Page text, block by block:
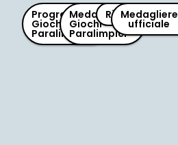
Programma
Giochi
Paralimpici
Medagliere
Giochi
Paralimpici
Risultati
Medagliere
ufficiale